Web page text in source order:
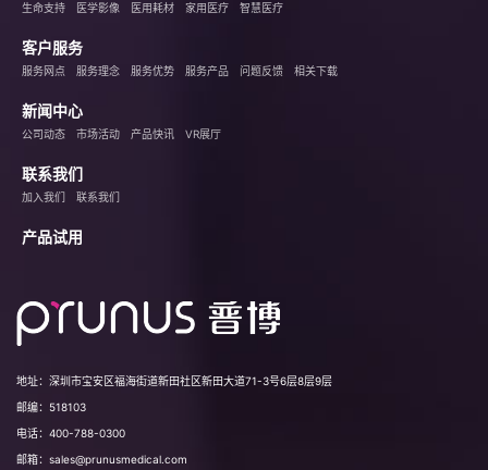
生命支持 医学影像 医用耗材 家用医疗 智慧医疗
客户服务
服务网点 服务理念 服务优势 服务产品 问题反馈 相关下载
新闻中心
公司动态 市场活动 产品快讯 VR展厅
联系我们
加入我们 联系我们
产品试用
地址： 深圳市宝安区福海街道新田社区新田大道71-3号6层8层9层
邮编： 518103
电话： 400-788-0300
邮箱： sales@prunusmedical.com